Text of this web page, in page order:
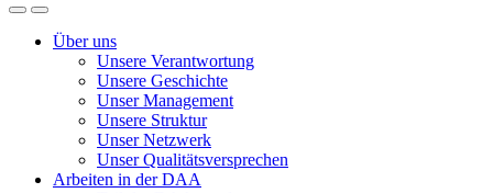
Über uns
Unsere Verantwortung
Unsere Geschichte
Unser Management
Unsere Struktur
Unser Netzwerk
Unser Qualitätsversprechen
Arbeiten in der DAA